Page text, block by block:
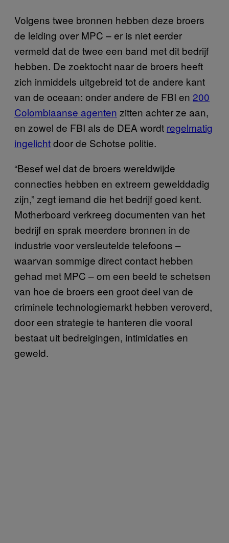
Volgens twee bronnen hebben deze broers
de leiding over MPC – er is niet eerder
vermeld dat de twee een band met dit bedrijf
hebben. De zoektocht naar de broers heeft
zich inmiddels uitgebreid tot de andere kant
van de oceaan: onder andere de FBI en 200
Colombiaanse agenten zitten achter ze aan,
en zowel de FBI als de DEA wordt regelmatig
ingelichtdoor de Schotse politie.
“Besef wel dat de broers wereldwijde
connecties hebben en extreem gewelddadig
zijn,” zegt iemand die het bedrijf goed kent.
Motherboard verkreeg documenten van het
bedrijf en sprak meerdere bronnen in de
industrie voor versleutelde telefoons –
waarvan sommige direct contact hebben
gehad met MPC – om een beeld te schetsen
van hoe de broers een groot deel van de
criminele technologiemarkt hebben veroverd,
door een strategie te hanteren die vooral
bestaat uit bedreigingen, intimidaties en
geweld.